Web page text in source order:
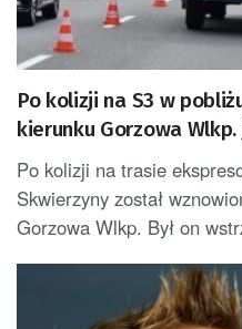
Po kolizji na S3 w
kierunku Gorzowa
Po kolizji na trasie
Skwierzyny został
Gorzowa Wlkp. Był on